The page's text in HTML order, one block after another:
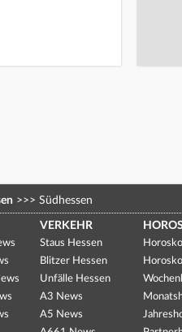
>>> Südhessen
VERKEHR
Staus Hessen
Blitzer Hessen
Unfälle Hessen
A3 News
A5 News